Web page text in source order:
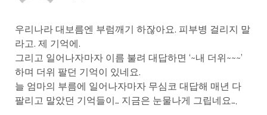
우리나라 대보름엔 부럼깨기 하잖아요. 피부병 걸리지 말
라고. 제 기억에.
그리고 일어나자마자 이름 불려 대답하면 ‘~내 더위~~~’
하며 더위 팔던 기억이 있네요.
늘 엄마의 부름에 일어나자마자 무심코 대답해 매년 다
팔리고 말았던 기억들이… 지금은 눈물나게 그립네요…,